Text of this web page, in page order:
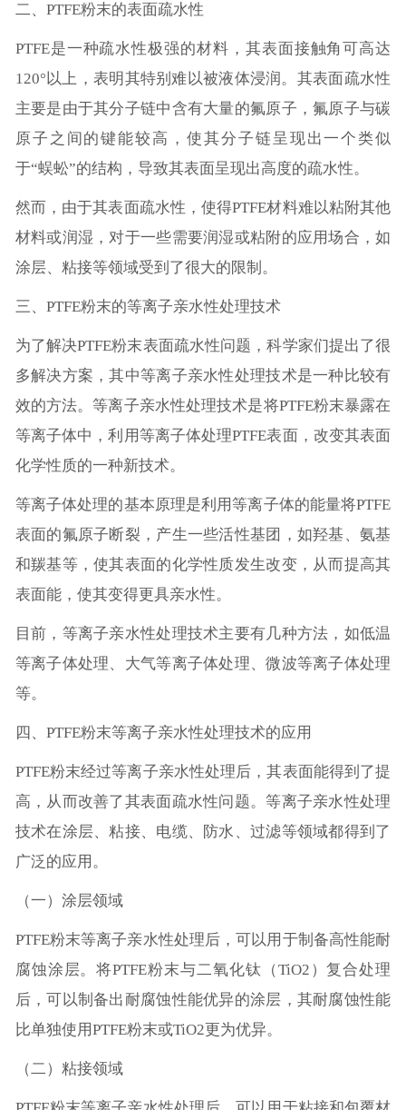
二、PTFE粉末的表面疏水性
PTFE是一种疏水性极强的材料，其表面接触角可高达
120°以上，表明其特别难以被液体浸润。其表面疏水性
主要是由于其分子链中含有大量的氟原子，氟原子与碳
原子之间的键能较高，使其分子链呈现出一个类似
于“蜈蚣”的结构，导致其表面呈现出高度的疏水性。
然而，由于其表面疏水性，使得PTFE材料难以粘附其他
材料或润湿，对于一些需要润湿或粘附的应用场合，如
涂层、粘接等领域受到了很大的限制。
三、PTFE粉末的等离子亲水性处理技术
为了解决PTFE粉末表面疏水性问题，科学家们提出了很
多解决方案，其中等离子亲水性处理技术是一种比较有
效的方法。等离子亲水性处理技术是将PTFE粉末暴露在
等离子体中，利用等离子体处理PTFE表面，改变其表面
化学性质的一种新技术。
等离子体处理的基本原理是利用等离子体的能量将PTFE
表面的氟原子断裂，产生一些活性基团，如羟基、氨基
和羰基等，使其表面的化学性质发生改变，从而提高其
表面能，使其变得更具亲水性。
目前，等离子亲水性处理技术主要有几种方法，如低温
等离子体处理、大气等离子体处理、微波等离子体处理
等。
四、PTFE粉末等离子亲水性处理技术的应用
PTFE粉末经过等离子亲水性处理后，其表面能得到了提
高，从而改善了其表面疏水性问题。等离子亲水性处理
技术在涂层、粘接、电缆、防水、过滤等领域都得到了
广泛的应用。
（一）涂层领域
PTFE粉末等离子亲水性处理后，可以用于制备高性能耐
腐蚀涂层。将PTFE粉末与二氧化钛（TiO2）复合处理
后，可以制备出耐腐蚀性能优异的涂层，其耐腐蚀性能
比单独使用PTFE粉末或TiO2更为优异。
（二）粘接领域